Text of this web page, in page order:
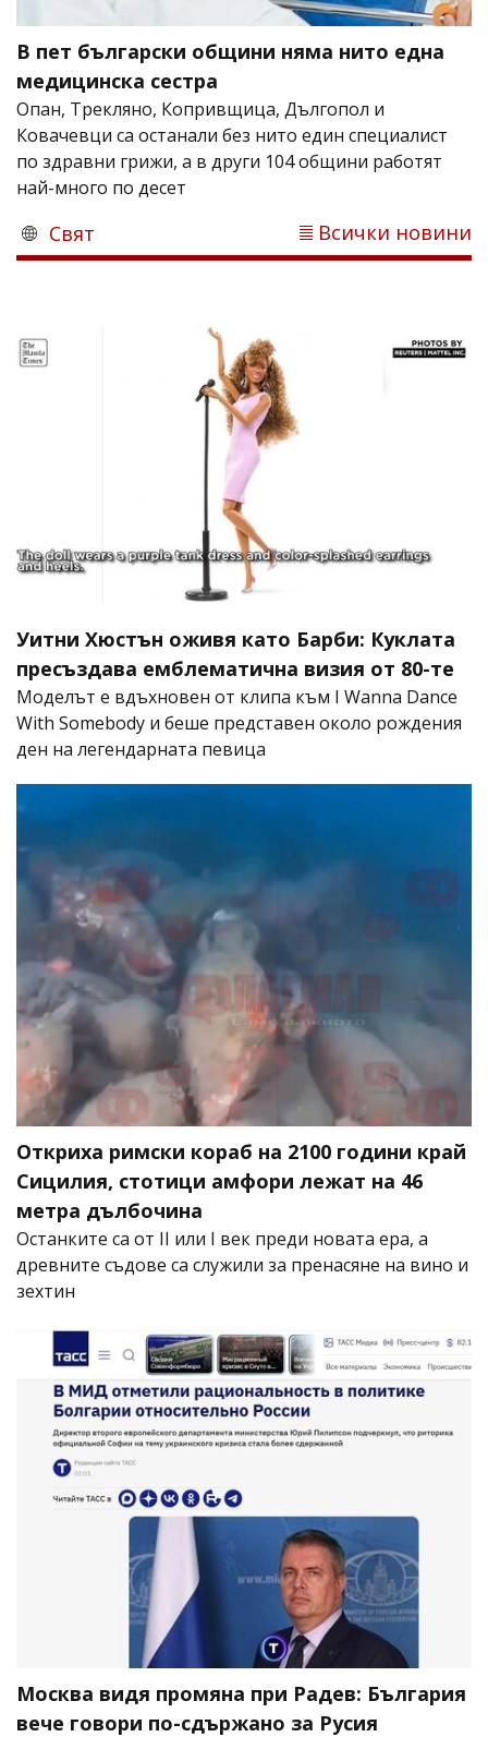
В пет български общини няма нито една
медицинска сестра
Опан, Трекляно, Копривщица, Дългопол и
Ковачевци са останали без нито един специалист
по здравни грижи, а в други 104 общини работят
най-много по десет
Свят Всички новини
Уитни Хюстън оживя като Барби: Куклата
пресъздава емблематична визия от 80-те
Моделът е вдъхновен от клипа към I Wanna Dance
With Somebody и беше представен около рождения
ден на легендарната певица
Откриха римски кораб на 2100 години край
Сицилия, стотици амфори лежат на 46
метра дълбочина
Останките са от II или I век преди новата ера, а
древните съдове са служили за пренасяне на вино и
зехтин
Москва видя промяна при Радев: България
вече говори по-сдържано за Русия